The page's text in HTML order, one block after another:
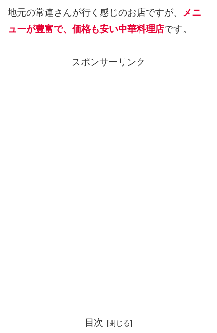
地元の常連さんが行く感じのお店ですが、
メニ
ューが豊富で、価格も安い中華料理店です。
スポンサーリンク
目次